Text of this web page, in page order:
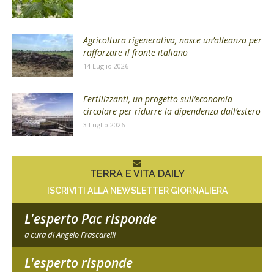
Agricoltura rigenerativa, nasce un’alleanza per
rafforzare il fronte italiano
14 Luglio 2026
Fertilizzanti, un progetto sull’economia
circolare per ridurre la dipendenza dall’estero
3 Luglio 2026
TERRA E VITA DAILY
ISCRIVITI ALLA NEWSLETTER GIORNALIERA
L'esperto Pac risponde
a cura di Angelo Frascarelli
L'esperto risponde